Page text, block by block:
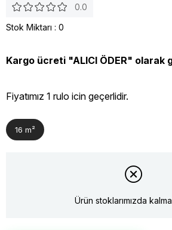
0.0
Stok Miktarı : 0
Kargo ücreti "ALICI ÖDER" olarak
Fiyatımız 1 rulo icin geçerlidir.
16 m²
Ürün stoklarımızda